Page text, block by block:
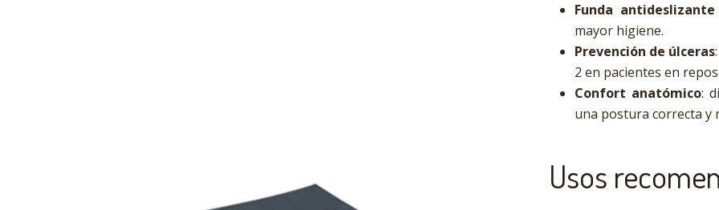
Funda
mayor higiene.
Prevención de úlceras
2 en pacientes en
Confort anatómico:
una postura correcta y
Usos